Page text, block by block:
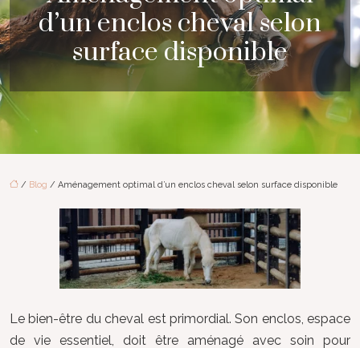
d’un enclos cheval selon
surface disponible
/ Blog / Aménagement optimal d’un enclos cheval selon surface disponible
Le bien-être du cheval est primordial. Son enclos, espace
de vie essentiel, doit être aménagé avec soin pour